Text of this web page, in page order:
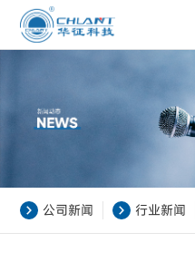
公司新闻 行业新闻